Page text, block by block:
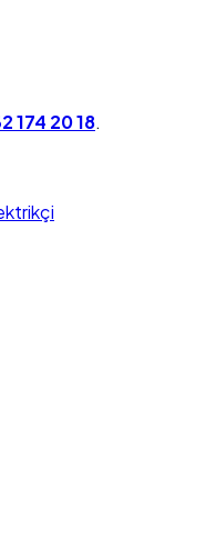
174 20 18.